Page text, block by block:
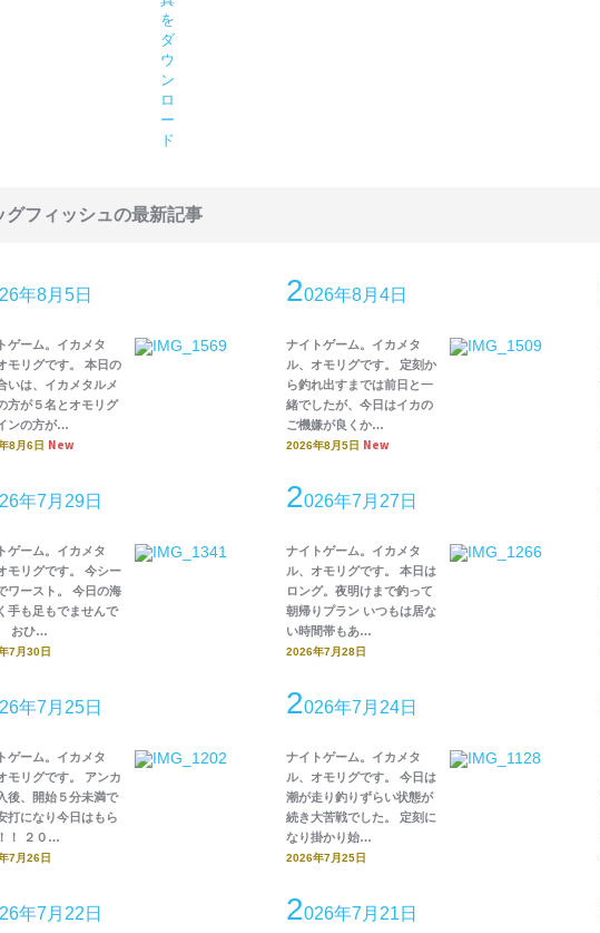
グフィッシュの最新記事
年8月5日
ゲーム。イカメタ
モリグです。 本日の
いは、イカメタルメ
方が５名とオモリグ
ンの方が…
8月6日 New
2026年8月4日
ナイトゲーム。イカメタ
ル、オモリグです。 定刻か
ら釣れ出すまでは前日と一
緒でしたが、今日はイカの
ご機嫌が良くか…
2026年8月5日 New
年7月29日
ゲーム。イカメタ
モリグです。 今シー
ワースト。 今日の海
手も足もでませんで
おひ…
7月30日
2026年7月27日
ナイトゲーム。イカメタ
ル、オモリグです。 本日は
ロング。夜明けまで釣って
朝帰りプラン いつもは居な
い時間帯もあ…
2026年7月28日
年7月25日
ゲーム。イカメタ
モリグです。 アンカ
後、開始５分未満で
打になり今日はもら
！ ２０…
7月26日
2026年7月24日
ナイトゲーム。イカメタ
ル、オモリグです。 今日は
潮が走り釣りずらい状態が
続き大苦戦でした。 定刻に
なり掛かり始…
2026年7月25日
年7月22日 2026年7月21日